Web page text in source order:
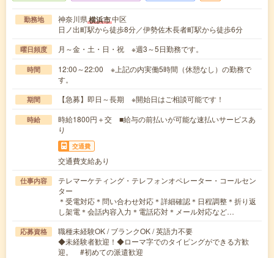
勤務地 神奈川県横浜市中区
日ノ出町駅から徒歩8分／伊勢佐木長者町駅から徒歩6分
曜日頻度 月～金・土・日・祝 ※週3～5日勤務です。
時間
12:00～22:00 ※上記の内実働5時間（休憩なし）の勤務で
す。
期間 【急募】即日～長期 ※開始日はご相談可能です！
時給
時給1800円＋交 ■給与の前払いが可能な速払いサービスあ
り
交通費
交通費支給あり
仕事内容
テレマーケティング・テレフォンオペレーター・コールセン
ター
＊受電対応＊問い合わせ対応＊詳細確認＊日程調整＊折り返
し架電＊会話内容入力＊電話応対＊メール対応など…
応募資格
職種未経験OK / ブランクOK / 英語力不要
◆未経験者歓迎！◆ローマ字でのタイピングができる方歓
迎。 #初めての派遣歓迎